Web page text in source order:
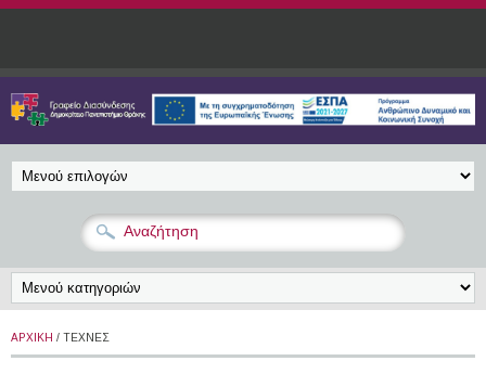
Παράκαμψη προς το κυρίως περιεχόμενο
ΑΡΧΙΚΉ / ΤΈΧΝΕΣ